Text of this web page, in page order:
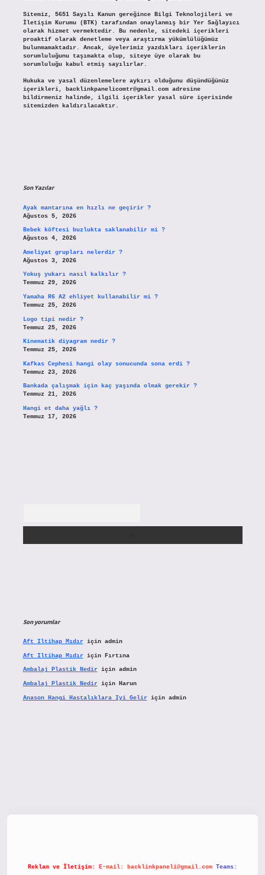
Sitemiz, 5651 Sayılı Kanun gereğince Bilgi Teknolojileri ve
İletişim Kurumu (BTK) tarafından onaylanmış bir Yer Sağlayıcı
olarak hizmet vermektedir. Bu nedenle, sitedeki içerikleri
proaktif olarak denetleme veya araştırma yükümlülüğümüz
bulunmamaktadır. Ancak, üyelerimiz yazdıkları içeriklerin
sorumluluğunu taşımakta olup, siteye üye olarak bu
sorumluluğu kabul etmiş sayılırlar.
Hukuka ve yasal düzenlemelere aykırı olduğunu düşündüğünüz
içerikleri,
backlinkpanelicomtr@gmail.comadresine
bildirmeniz halinde, ilgili içerikler yasal süre içerisinde
sitemizden kaldırılacaktır.
Son Yazılar
Ayak mantarına en hızlı ne geçirir ?
Ağustos 5, 2026
Bebek köftesi buzlukta saklanabilir mi ?
Ağustos 4, 2026
Ameliyat grupları nelerdir ?
Ağustos 3, 2026
Yokuş yukarı nasıl kalkılır ?
Temmuz 29, 2026
Yamaha R6 A2 ehliyet kullanabilir mi ?
Temmuz 25, 2026
Logo tipi nedir ?
Temmuz 25, 2026
Kinematik diyagram nedir ?
Temmuz 25, 2026
Kafkas Cephesi hangi olay sonucunda sona erdi ?
Temmuz 23, 2026
Bankada çalışmak için kaç yaşında olmak gerekir ?
Temmuz 21, 2026
Hangi et daha yağlı ?
Temmuz 17, 2026
Son yorumlar
Aft Iltihap Mıdıriçin admin
Aft Iltihap Mıdıriçin Fırtına
Ambalaj Plastik Nediriçin admin
Ambalaj Plastik Nediriçin Harun
Anason Hangi Hastalıklara Iyi Geliriçin admin
Reklam ve İletişim: E-mail: backlinkpaneli@gmail.com Teams: